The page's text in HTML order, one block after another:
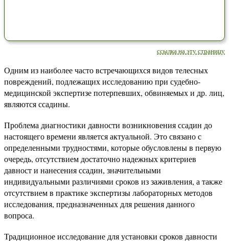
ссылка на эту страницу
Одним из наиболее часто встречающихся видов телесных
повреждений, подлежащих исследованию при судебно-
медицинской экспертизе потерпевших, обвиняемых и др. лиц,
являются ссадины.
Проблема диагностики давности возникновения ссадин до
настоящего времени является актуальной. Это связано с
определенными трудностями, которые обусловлены в первую
очередь, отсутствием достаточно надежных критериев
давност и нанесения ссадин, значительными
индивидуальными различиями сроков из заживления, а также
отсутствием в практике экспертизы лабораторных методов
исследования, предназначенных для решения данного
вопроса.
Традиционное исследование для установки сроков давности